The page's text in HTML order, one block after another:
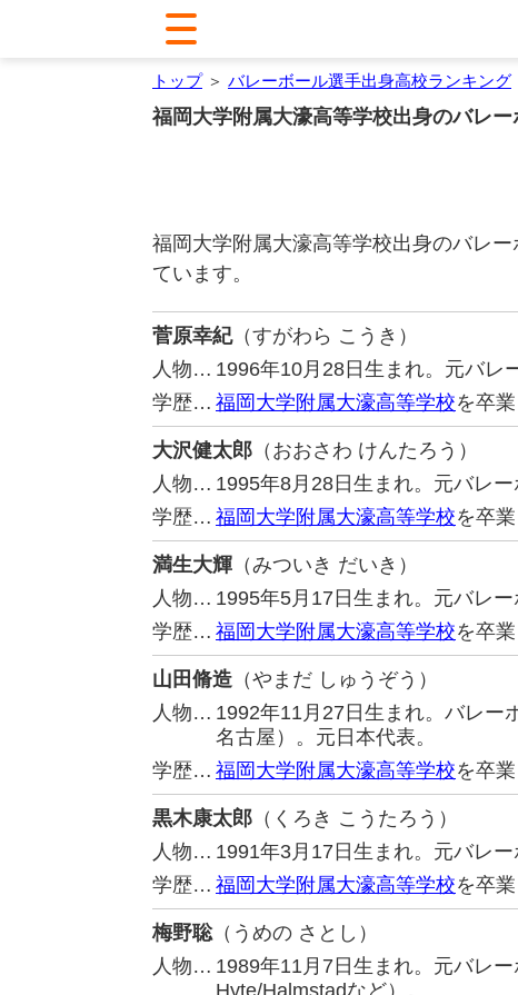
トップ＞ バレーボール選手出身高校ランキング
福岡大学附属大濠高等学校出身のバレ
福岡大学附属大濠高等学校出身のバレ
ています。
菅原幸紀（すがわら こうき）
人物… 1996年10月28日生まれ。元バレ
学歴… 福岡大学附属大濠高等学校を卒
大沢健太郎 （おおさわ けんたろう）
人物… 1995年8月28日生まれ。元バレ
学歴… 福岡大学附属大濠高等学校を卒
満生大輝 （みついき だいき）
人物… 1995年5月17日生まれ。元バレ
学歴… 福岡大学附属大濠高等学校を卒
山田脩造 （やまだ しゅうぞう）
人物… 1992年11月27日生まれ。バレ
名古屋）。元日本代表。
学歴… 福岡大学附属大濠高等学校を卒
黒木康太郎 （くろき こうたろう）
人物… 1991年3月17日生まれ。元バレ
学歴… 福岡大学附属大濠高等学校を卒
梅野聡（うめの さとし）
人物… 1989年11月7日生まれ。元バレ
Hyte/Halmstadなど）。